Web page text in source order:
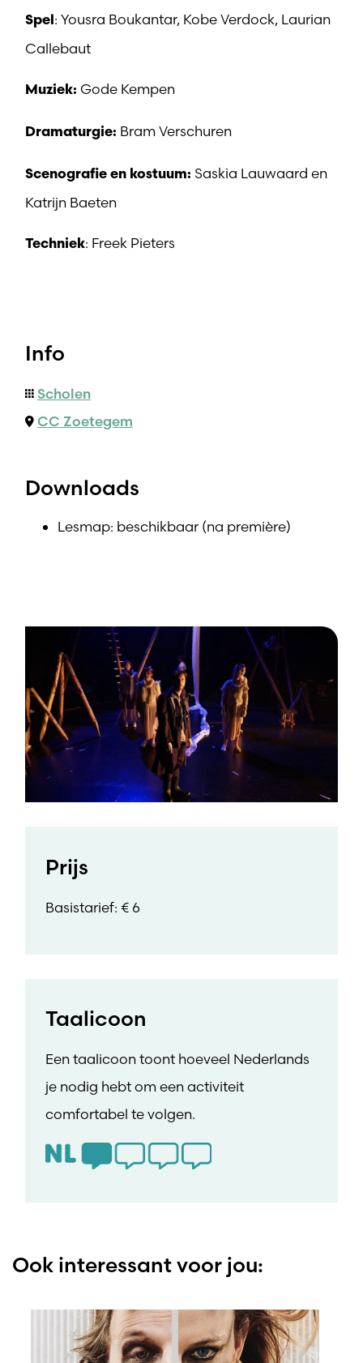
Spel : Yousra Boukantar, Kobe Verdock, Laurian
Callebaut
Muziek: Gode Kempen
Dramaturgie: Bram Verschuren
Scenografie en kostuum: Saskia Lauwaard en
Katrijn Baeten
Techniek: Freek Pieters
Info
Scholen
CC Zoetegem
Downloads
Lesmap: beschikbaar (na première)
Prijs
Basistarief: € 6
Taalicoon
Een taalicoon toont hoeveel Nederlands
je nodig hebt om een activiteit
comfortabel te volgen.
Ook interessant voor jou: